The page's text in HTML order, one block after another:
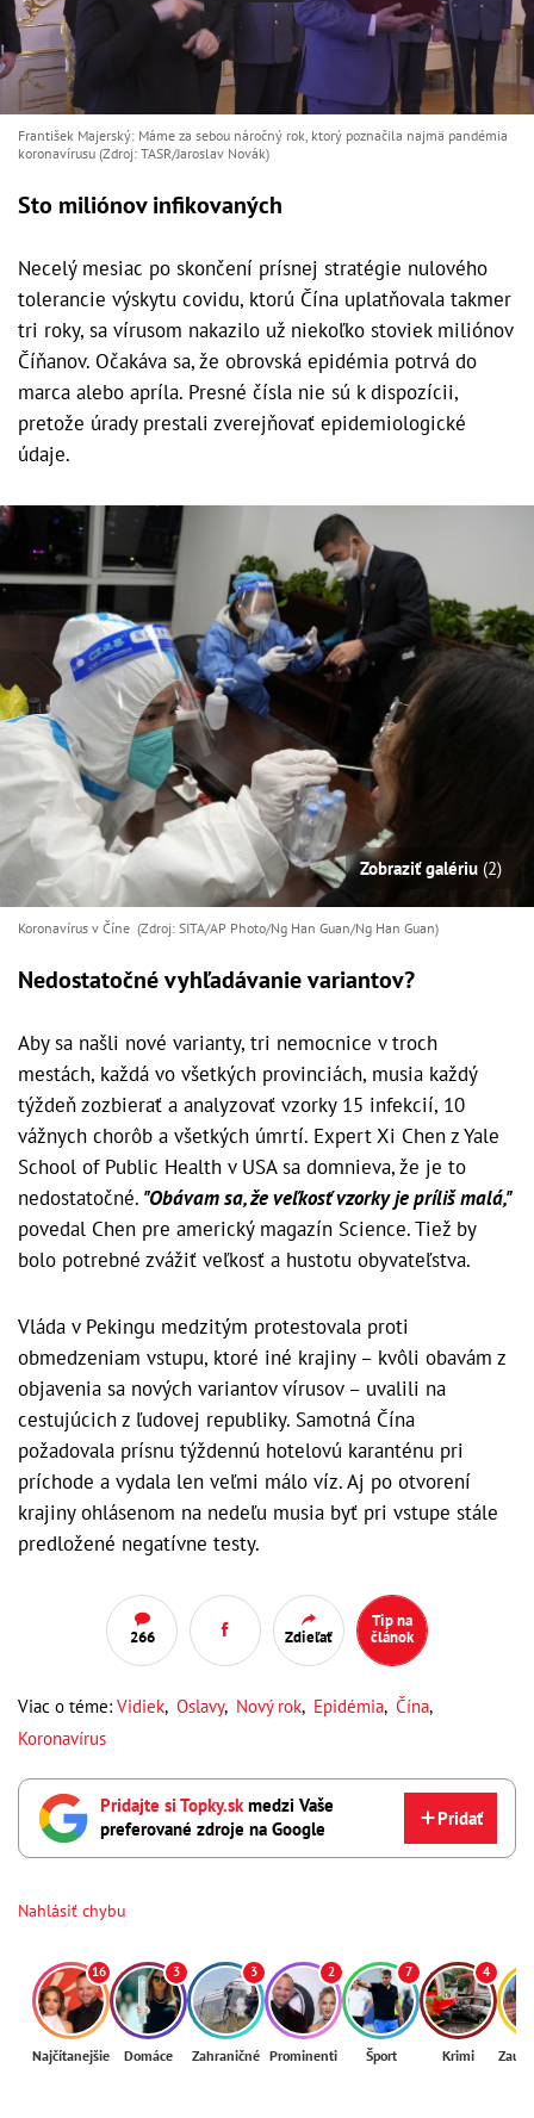
František Majerský: Máme za sebou náročný rok, ktorý poznačila najmä pandémia
koronavírusu (Zdroj: TASR/Jaroslav Novák)
Sto miliónov infikovaných
Necelý mesiac po skončení prísnej stratégie nulového
tolerancie výskytu covidu, ktorú Čína uplatňovala takmer
tri roky, sa vírusom nakazilo už niekoľko stoviek miliónov
Číňanov. Očakáva sa, že obrovská epidémia potrvá do
marca alebo apríla. Presné čísla nie sú k dispozícii,
pretože úrady prestali zverejňovať epidemiologické
údaje.
Zobraziť galériu (2)
Koronavírus v Číne (Zdroj: SITA/AP Photo/Ng Han Guan/Ng Han Guan)
Nedostatočné vyhľadávanie variantov?
Aby sa našli nové varianty, tri nemocnice v troch
mestách, každá vo všetkých provinciách, musia každý
týždeň zozbierať a analyzovať vzorky 15 infekcií, 10
vážnych chorôb a všetkých úmrtí. Expert Xi Chen z Yale
School of Public Health v USA sa domnieva, že je to
nedostatočné. "Obávam sa, že veľkosť vzorky je príliš malá,"
povedal Chen pre americký magazín Science. Tiež by
bolo potrebné zvážiť veľkosť a hustotu obyvateľstva.
Vláda v Pekingu medzitým protestovala proti
obmedzeniam vstupu, ktoré iné krajiny – kvôli obavám z
objavenia sa nových variantov vírusov – uvalili na
cestujúcich z ľudovej republiky. Samotná Čína
požadovala prísnu týždennú hotelovú karanténu pri
príchode a vydala len veľmi málo víz. Aj po otvorení
krajiny ohlásenom na nedeľu musia byť pri vstupe stále
predložené negatívne testy.
266 Zdieľať
Tip na
článok
Viac o téme: Vidiek, Oslavy, Nový rok, Epidémia, Čína,
Koronavírus
Pridajte si Topky.skmedzi Vaše
preferované zdroje na Google
Pridať
Nahlásiť chybu
16
Najčítanejšie
3
Domáce
3
Zahraničné
2
Prominenti
7
Šport
4
Krimi